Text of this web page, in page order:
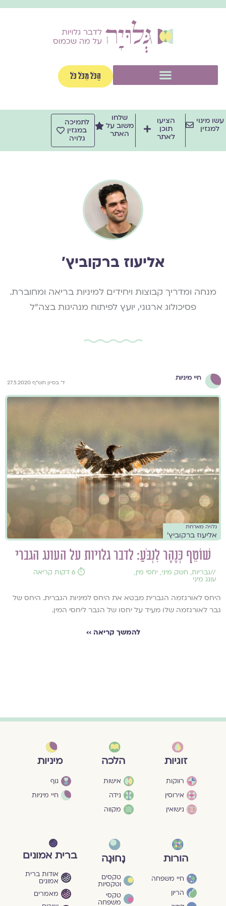
לתוכן
הַכֹּל מִכֹּל כֹּל
עשו מינוי
למגזין
הציעו
תוכן
לאתר
שלחו
משוב על
האתר
לתמיכה
במגזין
גלויה
אליעוז ברקוביץ׳
מנחה ומדריך קבוצות ויחידים למיניות בריאה ומחוברת.
פסיכולוג ארגוני, יועץ לפיתוח מנהיגות בצה"ל
חיי מיניות
ד' בסיון תש"ף 27.5.2020
גלויה מארחת
אליעוז ברקוביץ'
שׁוֹטֵף כְּנָהָר לִנְבֹּעַ: לדבר גלויות על העונג הגברי
//גבריות, חשק מיני, יחסי מין,
עונג מיני
⏱️ 6 דקות קריאה
היחס לאורגזמה הגברית מבטא את היחס למיניות הגברית. היחס של
גבר לאורגזמה שלו מעיד על יחסו של הגבר ליחסי המין.
להמשך קריאה ››
זוגיות
רווקות
אירוסין
נישואין
הלכה
אישות
נידה
מקווה
מיניות
גוף
חיי מיניות
הורות
חיי משפחה
הריון
נָחוּגָה
טקסים
וטקסיות
טקסי
משפחה
ברית אמונים
אודות ברית
אמונים
מאמרים